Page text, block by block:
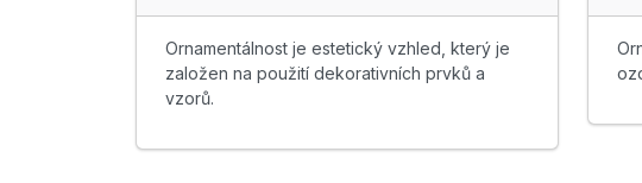
Ornamentálnost je estetický vzhled, který je
založen na použití dekorativních prvků a
vzorů.